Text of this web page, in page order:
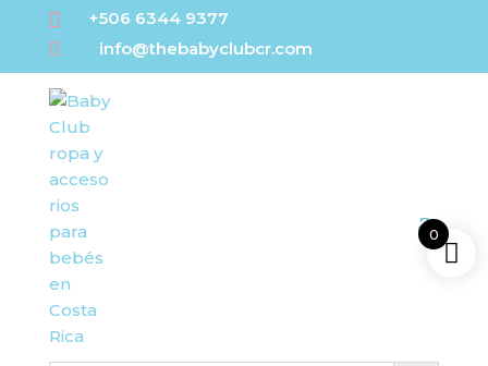
 +506 6344 9377
 info@thebabyclubcr.com
0